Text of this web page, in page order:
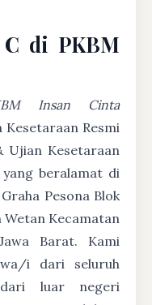
di PKBM
Insan Cinta
Kesetaraan Resmi
Ujian Kesetaraan
beralamat di
Pesona Blok
Wetan Kecamatan
Barat. Kami
i dari seluruh
luar negeri